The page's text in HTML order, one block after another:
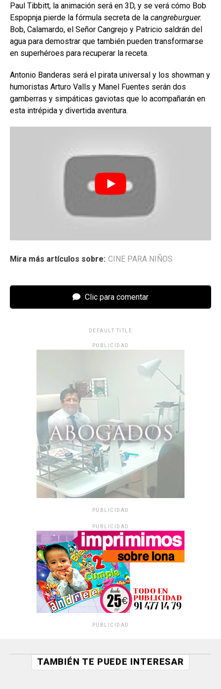
Paul Tibbitt, la animación será en 3D, y se verá cómo Bob
Espopnja pierde la fórmula secreta de la cangreburguer.
Bob, Calamardo, el Señor Cangrejo y Patricio saldrán del
agua para demostrar que también pueden transformarse
en superhéroes para recuperar la receta.
Antonio Banderas será el pirata universal y los showman y
humoristas Arturo Valls y Manel Fuentes serán dos
gamberras y simpáticas gaviotas que lo acompañarán en
esta intrépida y divertida aventura.
Mira más artículos sobre: CINE PARA NIÑOS
Clic para comentar
DEFAULT TITLE
PUBLICIDAD
PUBLICIDAD
PUBLICIDAD
PUBLICIDAD
TAMBIÉN TE PUEDE INTERESAR